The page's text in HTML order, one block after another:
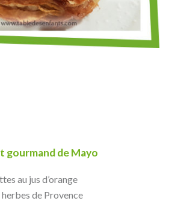
gourmand de Mayo
au jus d’orange
de Provence